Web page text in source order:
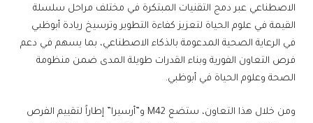
الاصطناعي عبر دمج التقنيات المبتكرة في مختلف مراحل سلسلة
القيمة في علوم الحياة لتعزيز كفاءة التطوير وترسيخ ريادة أبوظبي
في الرعاية الصحية المدعومة بالذكاء الاصطناعي، بما يسهم في دعم
فرص التعاون الفورية وبناء القدرات طويلة المدى ضمن منظومة
الصحة وعلوم الحياة في أبوظبي.
ومن خلال هذا التعاون، ستضع M42 و”أرسيرا” إطاراً لتقييم الفرص